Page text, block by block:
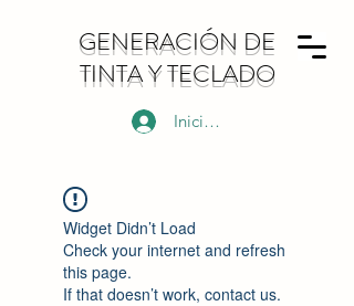
GENERACIÓN DE
TINTA Y TECLADO
Iniciar sesión
Widget Didn’t Load
Check your internet and refresh
this page.
If that doesn’t work, contact us.